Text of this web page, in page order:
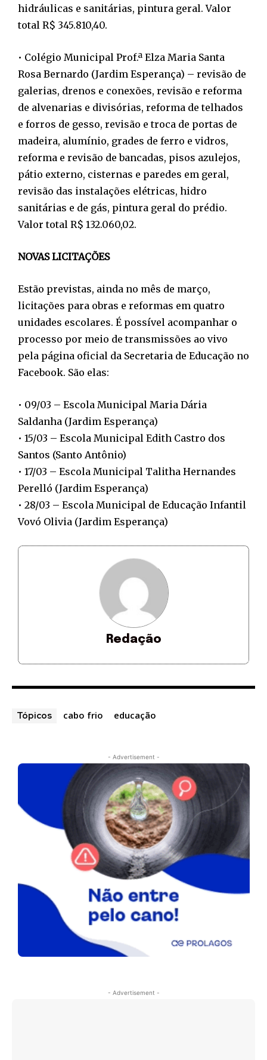
hidráulicas e sanitárias, pintura geral. Valor
total R$ 345.810,40.
• Colégio Municipal Prof.ª Elza Maria Santa
Rosa Bernardo (Jardim Esperança) – revisão de
galerias, drenos e conexões, revisão e reforma
de alvenarias e divisórias, reforma de telhados
e forros de gesso, revisão e troca de portas de
madeira, alumínio, grades de ferro e vidros,
reforma e revisão de bancadas, pisos azulejos,
pátio externo, cisternas e paredes em geral,
revisão das instalações elétricas, hidro
sanitárias e de gás, pintura geral do prédio.
Valor total R$ 132.060,02.
NOVAS LICITAÇÕES
Estão previstas, ainda no mês de março,
licitações para obras e reformas em quatro
unidades escolares. É possível acompanhar o
processo por meio de transmissões ao vivo
pela página oficial da Secretaria de Educação no
Facebook. São elas:
• 09/03 – Escola Municipal Maria Dária
Saldanha (Jardim Esperança)
• 15/03 – Escola Municipal Edith Castro dos
Santos (Santo Antônio)
• 17/03 – Escola Municipal Talitha Hernandes
Perelló (Jardim Esperança)
• 28/03 – Escola Municipal de Educação Infantil
Vovó Olivia (Jardim Esperança)
Redação
Tópicos cabo frio educação
- Advertisement -
- Advertisement -